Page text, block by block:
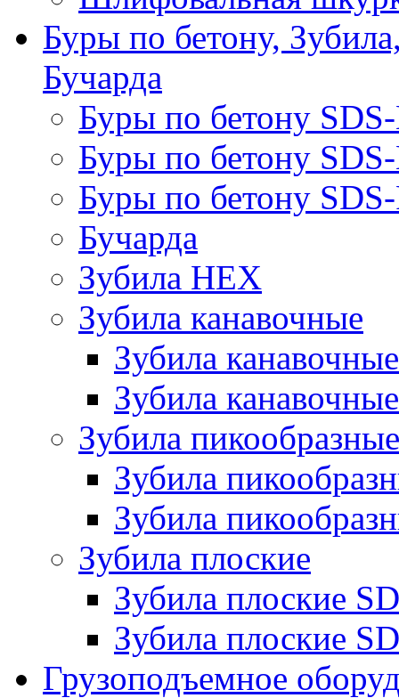
Буры по бетону,
Бучарда
Буры по бетону
Буры по бетону
Буры по бетону
Бучарда
Зубила HEX
Зубила канавочные
Зубила
Зубила
Зубила пикообразные
Зубила
Зубила
Зубила плоские
Зубила плоские
Зубила плоские
Грузоподъемное